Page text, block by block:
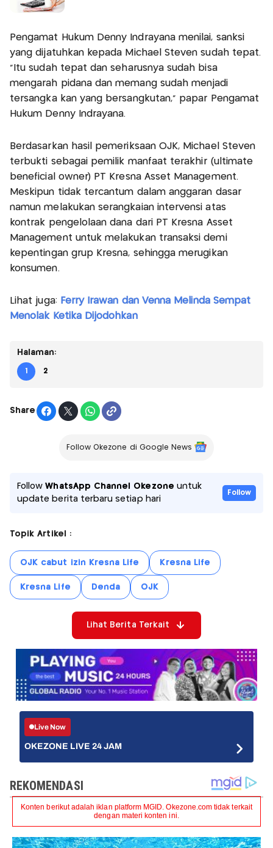
Pengamat Hukum Denny Indrayana menilai, sanksi
yang dijatuhkan kepada Michael Steven sudah tepat.
"Itu sudah tepat dan seharusnya sudah bisa
mengarah pidana dan memang sudah menjadi
tersangka kan yang bersangkutan," papar Pengamat
Hukum Denny Indrayana.
Berdasarkan hasil pemeriksaan OJK, Michael Steven
terbukti sebagai pemilik manfaat terakhir (ultimate
beneficial owner) PT Kresna Asset Management.
Meskipun tidak tercantum dalam anggaran dasar
namun melakukan serangkaian intervensi atas
kontrak pengelolaan dana dari PT Kresna Asset
Management untuk melakukan transaksi demi
kepentingan grup Kresna, sehingga merugikan
konsumen.
Lihat juga: Ferry Irawan dan Venna Melinda Sempat
Menolak Ketika Dijodohkan
Halaman:
1 2
Share
Follow Okezone di Google News
FollowWhatsApp Channel Okezone untuk
update berita terbaru setiap hari
Follow
Topik Artikel :
OJK cabut izin Kresna Life Kresna Life
Kresna Life Denda OJK
Lihat Berita Terkait
Live Now
OKEZONE LIVE 24 JAM